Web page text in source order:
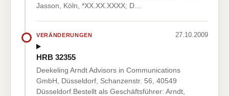
Jasson, Köln, *XX.XX.XXXX; D…
VERÄNDERUNGEN 27.10.2009
HRB 32355
Deekeling Arndt Advisors in Communications
GmbH, Düsseldorf, Schanzenstr. 56, 40549
Düsseldorf.Bestellt als Geschäftsführer: Arndt,